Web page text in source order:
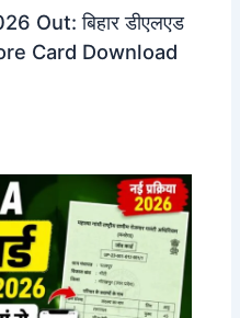
Out: बिहार डीएलएड
Card Download